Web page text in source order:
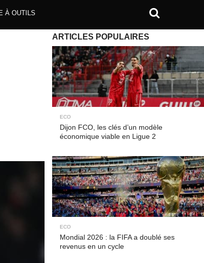
À OUTILS
ARTICLES POPULAIRES
ECO
Dijon FCO, les clés d’un modèle
économique viable en Ligue 2
ECO
Mondial 2026 : la FIFA a doublé ses
revenus en un cycle